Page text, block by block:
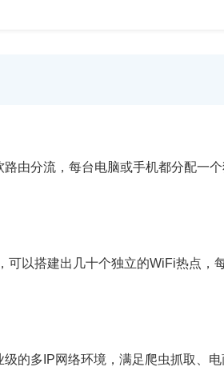
由分流，每台电脑或手机都分配一
可以搭建出几十个独立的WiFi热点，
的多IP网络环境，满足爬虫抓取、